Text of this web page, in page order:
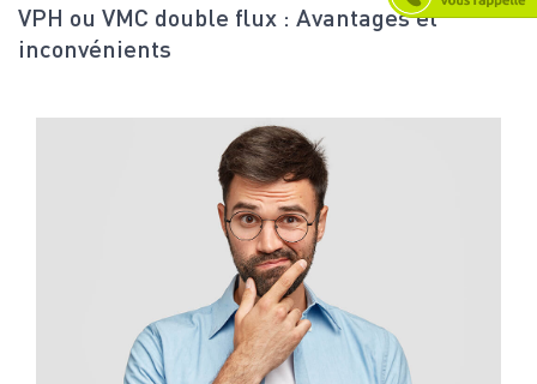
VPH ou VMC double flux : Avantages et
inconvénients